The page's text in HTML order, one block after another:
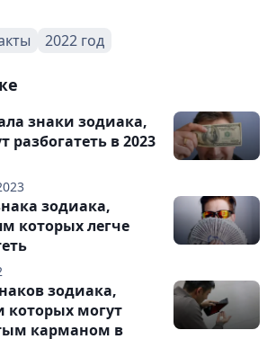
2022 год
знаки зодиака,
разбогатеть в 2023
зодиака,
которых легче
зодиака,
которых могут
карманом в